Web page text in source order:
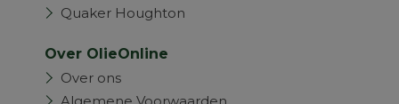
Quaker Houghton
Over OlieOnline
Over ons